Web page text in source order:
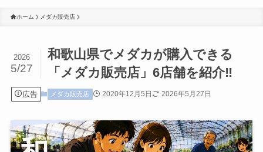
ホーム メダカ販売店
和歌山県でメダカが購入できる
「メダカ販売店」6店舗を紹介‼
2026
5/27
広告 メダカ販売店 2020年12月5日 2026年5月27日